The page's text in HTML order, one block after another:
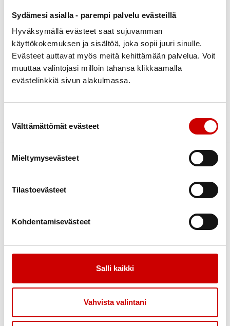
Sydämesi asialla - parempi palvelu evästeillä
Hyväksymällä evästeet saat sujuvamman
käyttökokemuksen ja sisältöä, joka sopii juuri sinulle.
Evästeet auttavat myös meitä kehittämään palvelua. Voit
muuttaa valintojasi milloin tahansa klikkaamalla
evästelinkkiä sivun alakulmassa.
Välttämättömät evästeet
Mieltymysevästeet
Tilastoevästeet
Kohdentamisevästeet
Salli kaikki
Vahvista valintani
LISÄTIEDOT
paivi.ronkainen@sydanliitto.fi
PAIKAN TARKEMMAT TIEDOT
Lähtö amfiteatterin kivisten portaiden luota
Ensitietoa
Tukea
Kuntoutus
Verkkoluennot